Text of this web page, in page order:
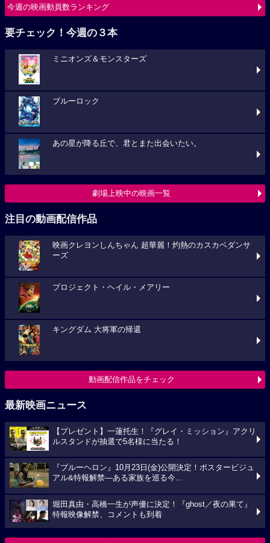
今週の映画動員数ランキング
要チェック！今週の３本
ミニオンズ＆モンスターズ
ブルーロック
あの星が降る丘で、君とまた出会いたい。
劇場上映中の映画一覧
注目の動画配信作品
映画クレヨンしんちゃん 超華麗！灼熱のカスカベダンサ
ーズ
プロジェクト・ヘイル・メアリー
キングダム 大将軍の帰還
動画配信作品をチェック
最新映画ニュース
【プレゼント】一蓮托生！『グレイ・ミッション』アクリ
ルスタンドが抽選で5名様に当たる！
『ブルーヘロン』10月23日(金)公開決定！ポスタービジュ
アル&特報解禁―ある家族を巡る今...
堀田真由・高橋一生が声優に決定！『ghost／夜の果て』
特報映像解禁、コメントも到着